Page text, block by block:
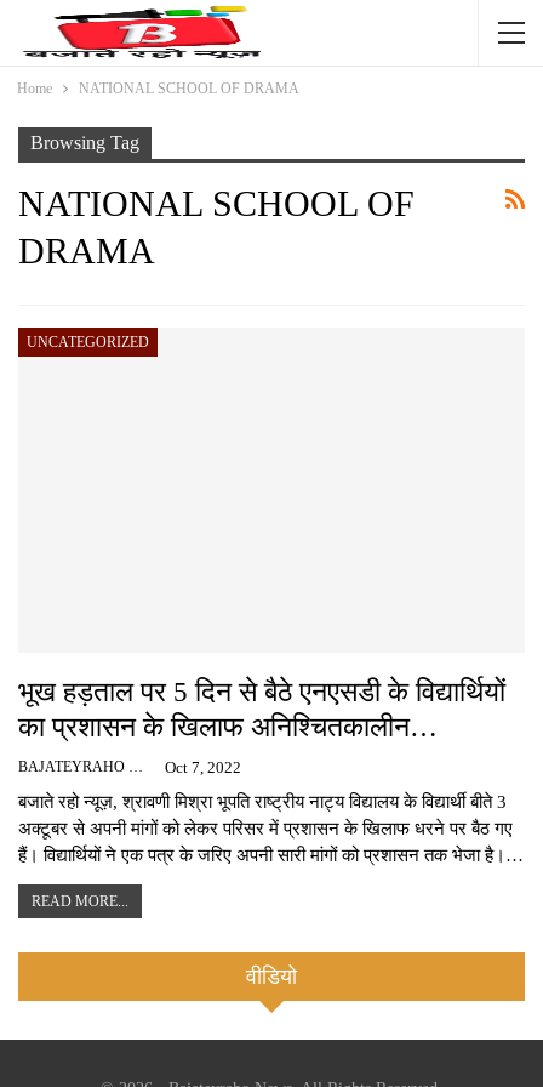
Home NATIONAL SCHOOL OF DRAMA
Browsing Tag
NATIONAL SCHOOL OF
DRAMA
UNCATEGORIZED
भूख हड़ताल पर 5 दिन से बैठे एनएसडी के विद्यार्थियों
का प्रशासन के खिलाफ अनिश्चितकालीन…
BAJATEYRAHO NEWS Oct 7, 2022
बजाते रहो न्यूज़, श्रावणी मिश्रा भूपति राष्ट्रीय नाट्य विद्यालय के विद्यार्थी बीते 3
अक्टूबर से अपनी मांगों को लेकर परिसर में प्रशासन के खिलाफ धरने पर बैठ गए
हैं। विद्यार्थियों ने एक पत्र के जरिए अपनी सारी मांगों को प्रशासन तक भेजा है।…
READ MORE...
वीडियो